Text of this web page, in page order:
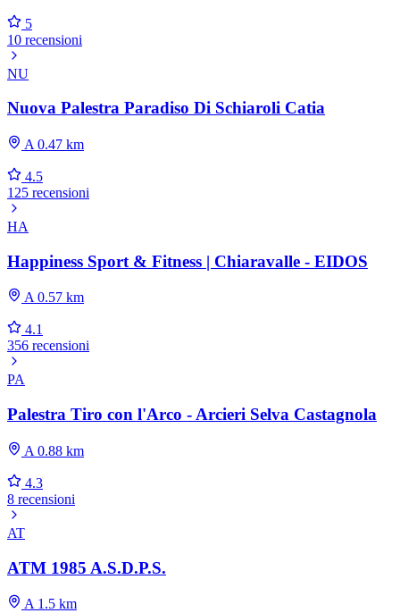
5
10 recensioni
NU
Nuova Palestra Paradiso Di Schiaroli Catia
A 0.47 km
4.5
125 recensioni
HA
Happiness Sport & Fitness | Chiaravalle - EIDOS
A 0.57 km
4.1
356 recensioni
PA
Palestra Tiro con l'Arco - Arcieri Selva Castagnola
A 0.88 km
4.3
8 recensioni
AT
ATM 1985 A.S.D.P.S.
A 1.5 km